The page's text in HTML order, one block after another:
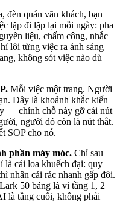
đèn quán vãn khách, bạn
lặp đi lặp lại mỗi ngày: pha
liệu, chấm công, nhắc
lôi từng việc ra ánh sáng
không sót việc nào dù
Mỗi việc một trang. Người
Đây là khoảnh khắc kiến
— chính chỗ này gỡ cái nút
người đó còn là nút thắt.
SOP cho nó.
phần máy móc. Chỉ sau
cái loa khuếch đại: quy
nhân cái rác nhanh gấp đôi.
50 bảng là vì tầng 1, 2
là tầng cuối, không phải